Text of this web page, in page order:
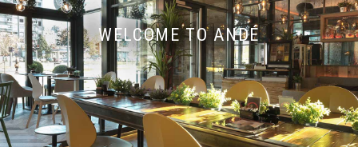
WELCOME TO ANDÉ